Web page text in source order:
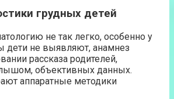
грудных детей
не так легко, особенно у
дети не выявляют, анамнез
рассказа родителей,
объективных данных.
аппаратные методики